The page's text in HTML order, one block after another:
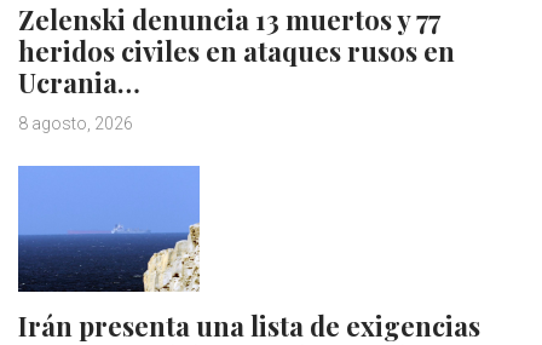
Zelenski denuncia 13 muertos y 77
heridos civiles en ataques rusos en
Ucrania…
8 agosto, 2026
Irán presenta una lista de exigencias